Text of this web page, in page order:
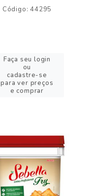
Código: 44295
Faça seu login
ou
cadastre-se
para ver preços
e comprar